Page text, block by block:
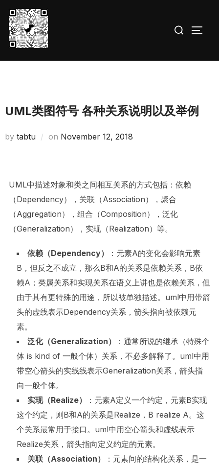
Skip
content
for:
UML类图符号 各种关系说明以及举例
by tabtu on Posted
November 12, 2018
UML中描述对象和类之间相互关系的方式包括：依赖
（Dependency），关联（Association），聚合
（Aggregation），组合（Composition），泛化
（Generalization），实现（Realization）等。
依赖（Dependency）
：元素A的变化会影响元素
B，但反之不成立，那么B和A的关系是依赖关系，B依
赖A；类属关系和实现关系在语义上讲也是依赖关系，但
由于其有更特殊的用途，所以被单独描述。uml中用带箭
头的虚线表示Dependency关系，箭头指向被依赖元
素。
泛化（Generalization）
：通常所说的继承（特殊个
体 is kind of 一般个体）关系，不必多解释了。uml中用
带空心箭头的实线线表示Generalization关系，箭头指
向一般个体。
实现（Realize）
：元素A定义一个约定，元素B实现
这个约定，则B和A的关系是Realize，B realize A。这
个关系最常用于接口。uml中用空心箭头和虚线表示
Realize关系，箭头指向定义约定的元素。
关联（Association）
：元素间的结构化关系，是一